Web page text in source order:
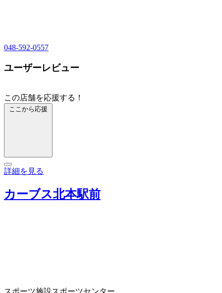
048-592-0557
ユーザーレビュー
この店舗を応援する！
ここから応援
詳細を見る
カーブス北本駅前